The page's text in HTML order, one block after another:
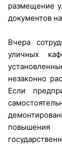
размещение
документов
Вчера
уличных
незаконно
Если